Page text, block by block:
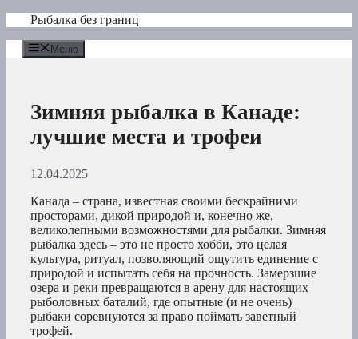
Перейти
содержимому
Рыбалка без границ
Меню
Зимняя рыбалка в Канаде:
лучшие места и трофеи
12.04.2025
Канада – страна, известная своими бескрайними
просторами, дикой природой и, конечно же,
великолепными возможностями для рыбалки. Зимняя
рыбалка здесь – это не просто хобби, это целая
культура, ритуал, позволяющий ощутить единение с
природой и испытать себя на прочность. Замерзшие
озера и реки превращаются в арену для настоящих
рыболовных баталий, где опытные (и не очень)
рыбаки соревнуются за право поймать заветный
трофей.